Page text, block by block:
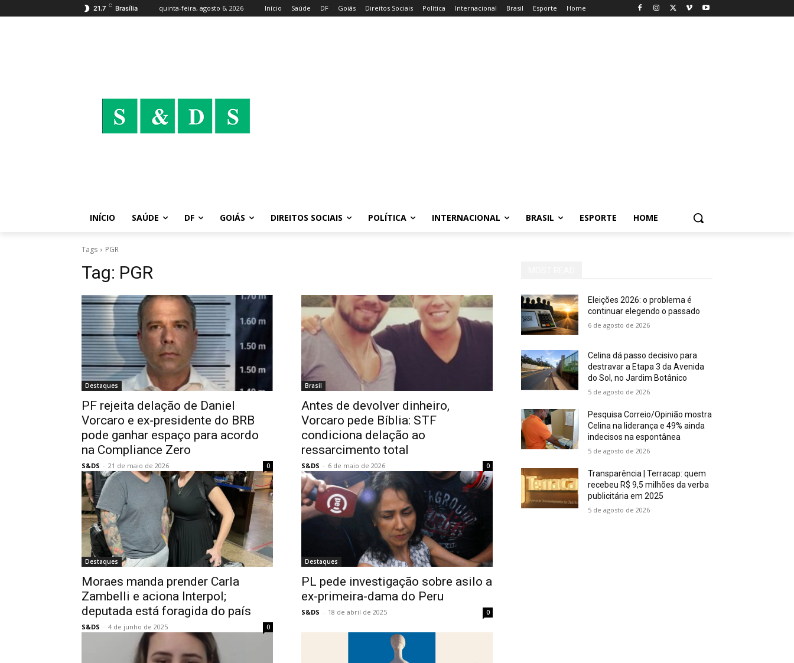
21.7 C Brasília quinta-feira, agosto 6, 2026 Início Saúde DF Goiás Direitos Sociais Política Internacional Brasil Esporte Home
INÍCIO SAÚDE DF GOIÁS DIREITOS SOCIAIS POLÍTICA INTERNACIONAL BRASIL ESPORTE HOME
Tags PGR
Tag: PGR
Destaques
PF rejeita delação de Daniel
Vorcaro e ex-presidente do BRB
pode ganhar espaço para acordo
na Compliance Zero
S&DS - 21 de maio de 2026 0
Brasil
Antes de devolver dinheiro,
Vorcaro pede Bíblia: STF
condiciona delação ao
ressarcimento total
S&DS - 6 de maio de 2026 0
Destaques
Moraes manda prender Carla
Zambelli e aciona Interpol;
deputada está foragida do país
S&DS - 4 de junho de 2025 0
Destaques
PL pede investigação sobre asilo a
ex-primeira-dama do Peru
S&DS - 18 de abril de 2025 0
Eleições 2026: o problema é
continuar elegendo o passado
6 de agosto de 2026
Celina dá passo decisivo para
destravar a Etapa 3 da Avenida
do Sol, no Jardim Botânico
5 de agosto de 2026
Pesquisa Correio/Opinião mostra
Celina na liderança e 49% ainda
indecisos na espontânea
5 de agosto de 2026
Transparência | Terracap: quem
recebeu R$ 9,5 milhões da verba
publicitária em 2025
5 de agosto de 2026